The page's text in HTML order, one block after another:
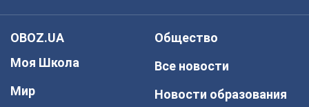
OBOZ.UA
Моя Школа
Мир
Общество
Все новости
Новости образования